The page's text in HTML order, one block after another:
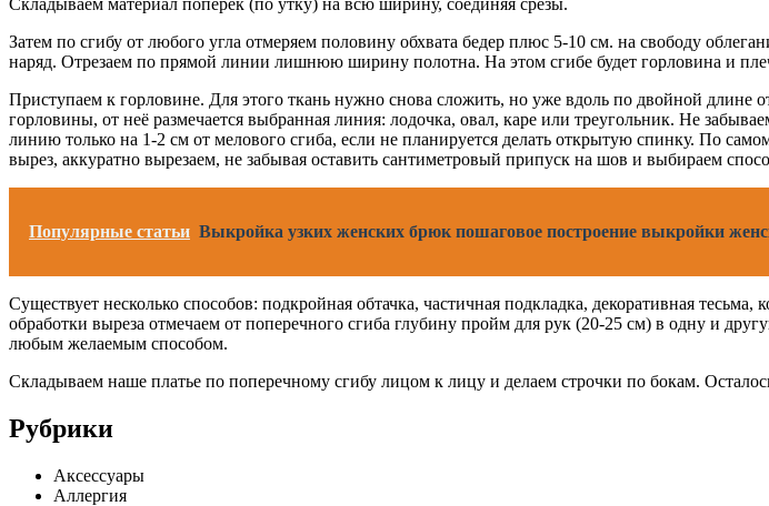
Складываем материал поперек (по утку) на всю ширину, соединяя срезы.
Затем по сгибу от любого угла отмеряем половину обхвата бедер плюс 5-10 см. на свободу
наряд. Отрезаем по прямой линии лишнюю ширину полотна. На этом сгибе будет горловина и
Приступаем к горловине. Для этого ткань нужно снова сложить, но уже вдоль по двойной длине
горловины, от неё размечается выбранная линия: лодочка, овал, каре или треугольник. Не
линию только на 1-2 см от мелового сгиба, если не планируется делать открытую спинку. По
вырез, аккуратно вырезаем, не забывая оставить сантиметровый припуск на шов и выбираем
Популярные статьи Выкройка узких женских брюк пошаговое построение выкройки
Существует несколько способов: подкройная обтачка, частичная подкладка, декоративная
обработки выреза отмечаем от поперечного сгиба глубину пройм для рук (20-25 см) в одну и
любым желаемым способом.
Складываем наше платье по поперечному сгибу лицом к лицу и делаем строчки по бокам.
Рубрики
Аксессуары
Аллергия